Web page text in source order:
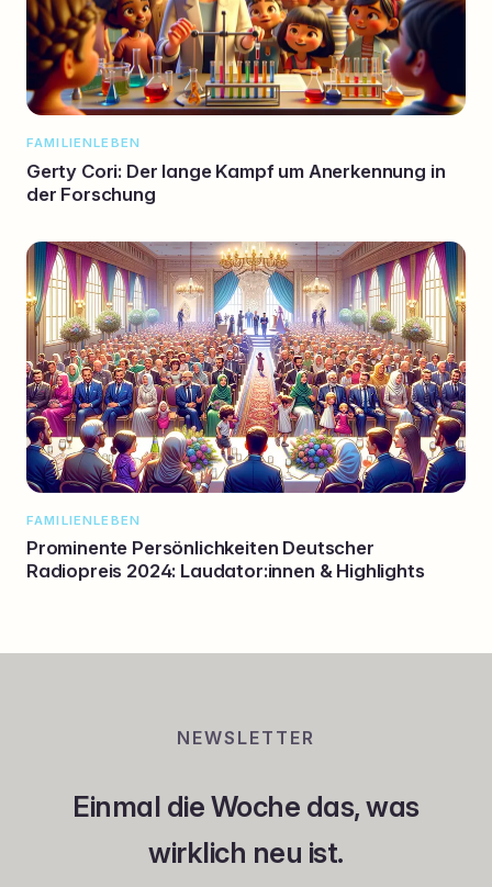
FAMILIENLEBEN
Gerty Cori: Der lange Kampf um Anerkennung in
der Forschung
FAMILIENLEBEN
Prominente Persönlichkeiten Deutscher
Radiopreis 2024: Laudator:innen & Highlights
NEWSLETTER
Einmal die Woche das, was
wirklich neu ist.